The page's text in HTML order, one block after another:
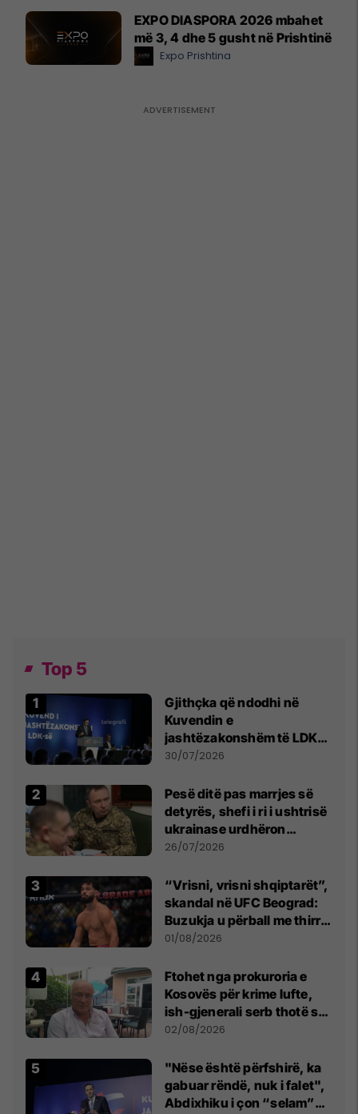
EXPO DIASPORA 2026 mbahet
më 3, 4 dhe 5 gusht në Prishtinë
Expo Prishtina
Top 5
Gjithçka që ndodhi në
Kuvendin e
jashtëzakonshëm të LDK-
së
30/07/2026
Pesë ditë pas marrjes së
detyrës, shefi i ri i ushtrisë
ukrainase urdhëron
kontroll të madh
26/07/2026
“Vrisni, vrisni shqiptarët”,
skandal në UFC Beograd:
Buzukja u përball me thirrje
anti-shqiptare nga
01/08/2026
Ftohet nga prokuroria e
Kosovës për krime lufte,
ish-gjenerali serb thotë se
dikush e tradhtoi në
02/08/2026
"Nëse është përfshirë, ka
gabuar rëndë, nuk i falet",
Abdixhiku i çon “selam”